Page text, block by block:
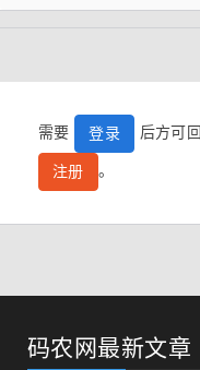
需要 登录 后方可
注册 。
码农网最新文章